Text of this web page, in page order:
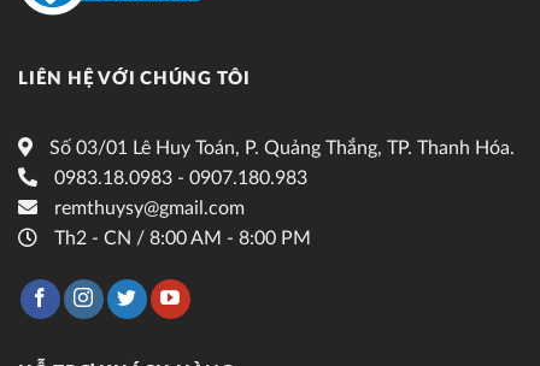
LIÊN HỆ VỚI CHÚNG TÔI
Số 03/01 Lê Huy Toán, P. Quảng Thắng, TP. Thanh Hóa.
0983.18.0983 - 0907.180.983
remthuysy@gmail.com
Th2 - CN / 8:00 AM - 8:00 PM